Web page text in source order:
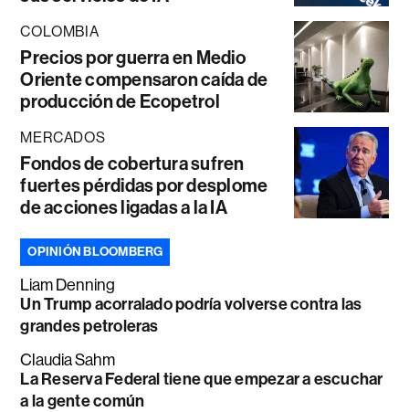
COLOMBIA
Precios por guerra en Medio
Oriente compensaron caída de
producción de Ecopetrol
MERCADOS
Fondos de cobertura sufren
fuertes pérdidas por desplome
de acciones ligadas a la IA
OPINIÓN BLOOMBERG
Liam Denning
Un Trump acorralado podría volverse contra las
grandes petroleras
Claudia Sahm
La Reserva Federal tiene que empezar a escuchar
a la gente común